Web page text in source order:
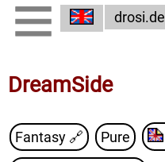
drosi.de
DreamSide
Fantasy 🔗 Pure